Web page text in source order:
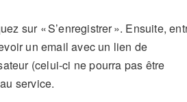
sur « S’enregistrer ». Ensuite,
un email avec un lien de
(celui-ci ne pourra pas être
service.